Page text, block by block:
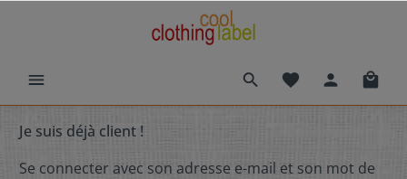
Je suis déjà client !
Se connecter avec son adresse e-mail et son mot de